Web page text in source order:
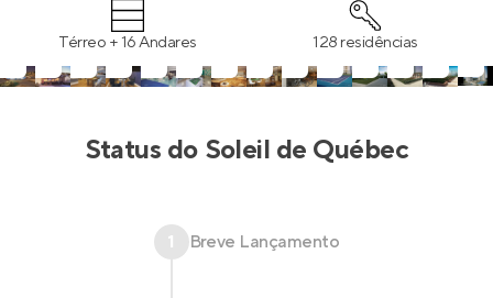
Térreo + 16 Andares 128 residências
Status do Soleil de Québec
1 Breve Lançamento